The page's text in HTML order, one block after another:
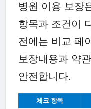
병원 이용 보장
항목과 조건이
전에는 비교 페
보장내용과 약
안전합니다.
체크 항목